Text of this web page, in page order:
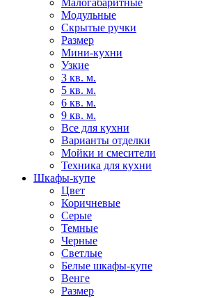
Малогабаритные
Модульные
Скрытые ручки
Размер
Мини-кухни
Узкие
3 кв. м.
5 кв. м.
6 кв. м.
9 кв. м.
Все для кухни
Варианты отделки
Мойки и смесители
Техника для кухни
Шкафы-купе
Цвет
Коричневые
Серые
Темные
Черные
Светлые
Белые шкафы-купе
Венге
Размер